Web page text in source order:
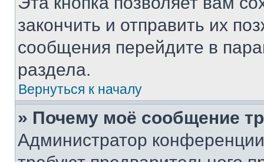
закончить и отправить их
сообщения перейдите в
раздела.
Вернуться к началу
» Почему моё сообщение
Администратор